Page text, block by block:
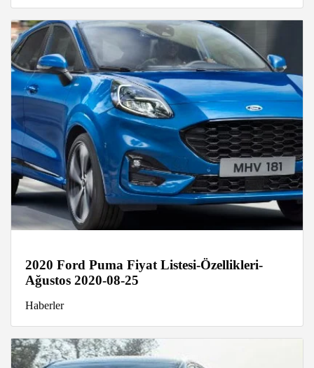
2020 Ford Puma Fiyat Listesi-Özellikleri-
Ağustos 2020-08-25
Haberler